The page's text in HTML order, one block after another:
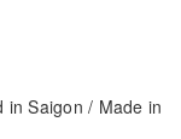
in Saigon / Made in